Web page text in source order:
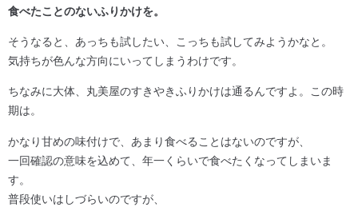
食べたことのないふりかけを。
そうなると、あっちも試したい、こっちも試してみようかなと。
気持ちが色んな方向にいってしまうわけです。
ちなみに大体、丸美屋のすきやきふりかけは通るんですよ。この時
期は。
かなり甘めの味付けで、あまり食べることはないのですが、
一回確認の意味を込めて、年一くらいで食べたくなってしまいま
す。
普段使いはしづらいのですが、